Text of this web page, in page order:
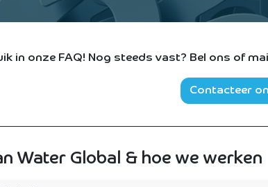
in onze FAQ! Nog steeds vast? Bel ons of
Contacteer
Water Global & hoe we werken